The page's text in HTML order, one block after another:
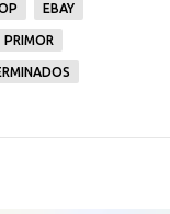
EBAY
PRIMOR